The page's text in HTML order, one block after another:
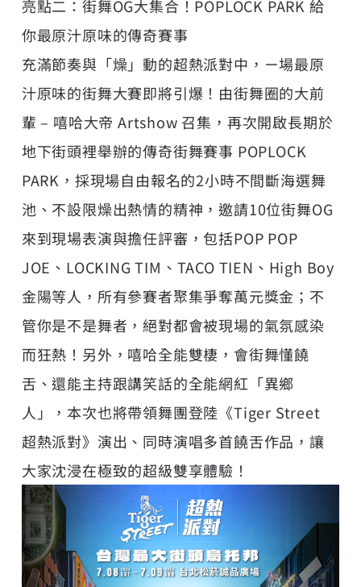
亮點二：街舞OG大集合！POPLOCK PARK 給
你最原汁原味的傳奇賽事
充滿節奏與「燥」動的超熱派對中，ㄧ場最原
汁原味的街舞大賽即將引爆！由街舞圈的大前
輩 – 嘻哈大帝 Artshow 召集，再次開啟長期於
地下街頭裡舉辦的傳奇街舞賽事 POPLOCK
PARK，採現場自由報名的2小時不間斷海選舞
池、不設限燥出熱情的精神，邀請10位街舞OG
來到現場表演與擔任評審，包括POP POP
JOE、LOCKING TIM、TACO TIEN、High Boy
金陽等人，所有參賽者聚集爭奪萬元獎金；不
管你是不是舞者，絕對都會被現場的氣氛感染
而狂熱！另外，嘻哈全能雙棲，會街舞懂饒
舌、還能主持跟講笑話的全能網紅「異鄉
人」，本次也將帶領舞團登陸《Tiger Street
超熱派對》演出、同時演唱多首饒舌作品，讓
大家沈浸在極致的超級雙享體驗！